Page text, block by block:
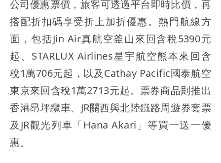
公司優惠票價，旅客可透過平台即時比價，再
搭配折扣碼享受折上加折優惠。熱門航線方
面，包括Jin Air真航空釜山來回含稅5390元
起、STARLUX Airlines星宇航空熊本來回含
稅1萬706元起，以及Cathay Pacific國泰航空
東京來回含稅1萬2713元起。票券商品則推出
香港昂坪纜車、JR關西與北陸鐵路周遊券套票
及JR觀光列車「Hana Akari」等買一送一優
惠。